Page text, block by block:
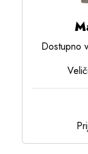
Dostupno